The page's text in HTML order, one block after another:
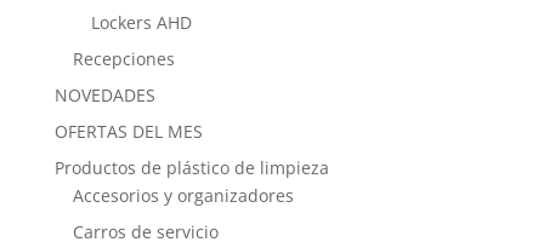
Lockers AHD
Recepciones
NOVEDADES
OFERTAS DEL MES
Productos de plástico de limpieza
Accesorios y organizadores
Carros de servicio